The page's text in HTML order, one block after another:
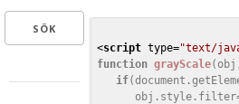
<script type="text/
function grayScale
if